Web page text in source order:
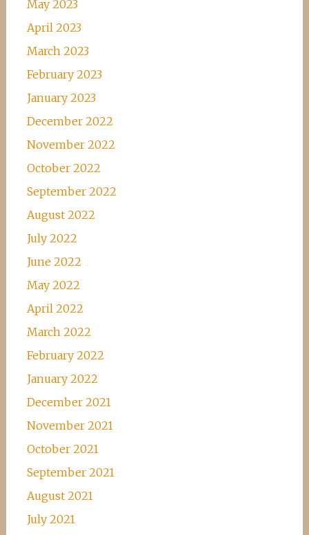
May 2023
April 2023
March 2023
February 2023
January 2023
December 2022
November 2022
October 2022
September 2022
August 2022
July 2022
June 2022
May 2022
April 2022
March 2022
February 2022
January 2022
December 2021
November 2021
October 2021
September 2021
August 2021
July 2021